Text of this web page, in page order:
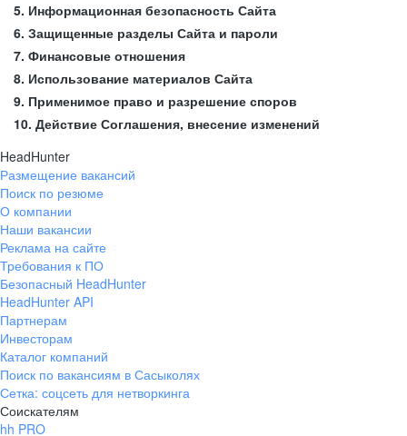
5. Информационная безопасность Сайта
6. Защищенные разделы Сайта и пароли
7. Финансовые отношения
8. Использование материалов Сайта
9. Применимое право и разрешение споров
10. Действие Соглашения, внесение изменений
HeadHunter
Размещение вакансий
Поиск по резюме
О компании
Наши вакансии
Реклама на сайте
Требования к ПО
Безопасный HeadHunter
HeadHunter API
Партнерам
Инвесторам
Каталог компаний
Поиск по вакансиям в Сасыколях
Сетка: соцсеть для нетворкинга
Соискателям
hh PRO